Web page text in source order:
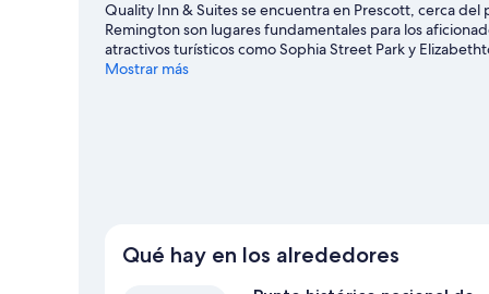
Quality Inn & Suites se encuentra en Prescott, cerca
Remington son lugares fundamentales para los
atractivos turísticos como Sophia Street Park y
merecen la pena. Te encantará explorar la zona y vivir
Mostrar más
Qué hay en los alrededores